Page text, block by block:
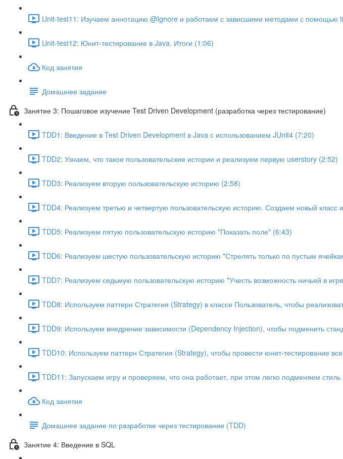
Unit-test11: Изучаем аннотацию @Ignore и работаем с зависшими методами с помощью
Unit-test12: Юнит-тестирование в Java. Итоги (1:06)
Код занятия
Домашнее задание
Занятие 3: Пошаговое изучение Test Driven Development (разработка через тестирование)
TDD1: Введение в Test Driven Development в Java с использованием JUnit4 (7:20)
TDD2: Узнаем, что такое пользовательские истории и реализуем первую userstory (2:52)
TDD3: Реализуем вторую пользовательскую историю (2:58)
TDD4: Реализуем третью и четвертую пользовательскую историю. Создаем новый
TDD5: Реализуем пятую пользовательскую историю "Показать поле" (6:43)
TDD6: Реализуем шестую пользовательскую историю "Стрелять только по пустым
TDD7: Реализуем седьмую пользовательскую историю "Учесть возможность ничьей в
TDD8: Используем паттерн Стратегия (Strategy) в классе Пользователь, чтобы
TDD9: Используем внедрение зависимости (Dependency Injection), чтобы подменить
TDD10: Используем паттерн Стратегия (Strategy), чтобы провести юнит-тестирование
TDD11: Запускаем игру и проверяем, что она работает, при этом легко подменяем
Код занятия
Домашнее задание по разработке через тестирование (TDD)
Занятие 4: Введение в SQL